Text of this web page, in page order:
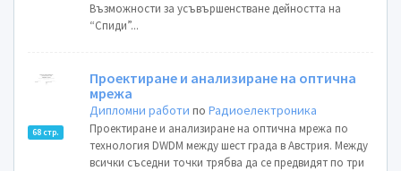
Възможности за усъвършенстване дейността на
“Спиди”...
68 стр.
Проектиране и анализиране на оптична
мрежа
Дипломни работи поРадиоелектроника
Проектиране и анализиране на оптична мрежа по
технология DWDM между шест града в Австрия. Mежду
всички съседни точки трябва да се предвидят по три